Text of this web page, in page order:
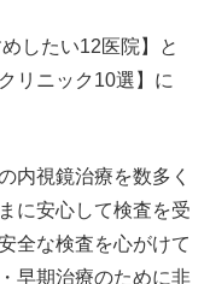
したい12医院】と
リニック10選】に
内視鏡治療を数多く
に安心して検査を受
全な検査を心がけて
早期治療のために非